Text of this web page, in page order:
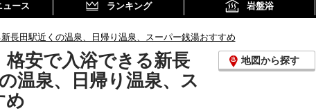
ュース ランキング 岩盤浴
長田駅近くの温泉、日帰り温泉、スーパー銭湯おすすめ
格安で入浴できる新長
温泉、日帰り温泉、ス
め
地図から探す